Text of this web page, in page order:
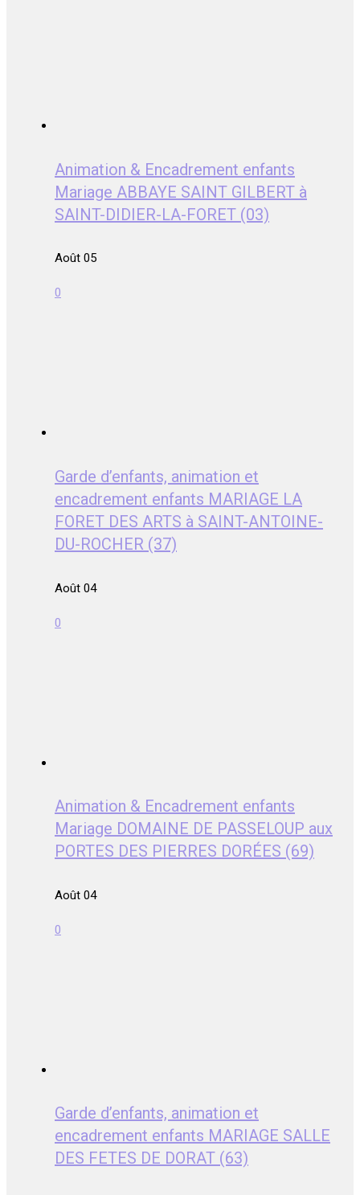
Animation & Encadrement enfants
Mariage ABBAYE SAINT GILBERT à
SAINT-DIDIER-LA-FORET (03)
Août 05
0
Garde d’enfants, animation et
encadrement enfants MARIAGE LA
FORET DES ARTS à SAINT-ANTOINE-
DU-ROCHER (37)
Août 04
0
Animation & Encadrement enfants
Mariage DOMAINE DE PASSELOUP aux
PORTES DES PIERRES DORÉES (69)
Août 04
0
Garde d’enfants, animation et
encadrement enfants MARIAGE SALLE
DES FETES DE DORAT (63)